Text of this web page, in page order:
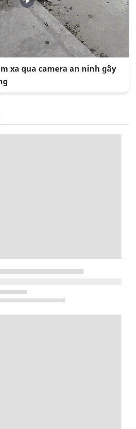
xa qua camera an ninh gây